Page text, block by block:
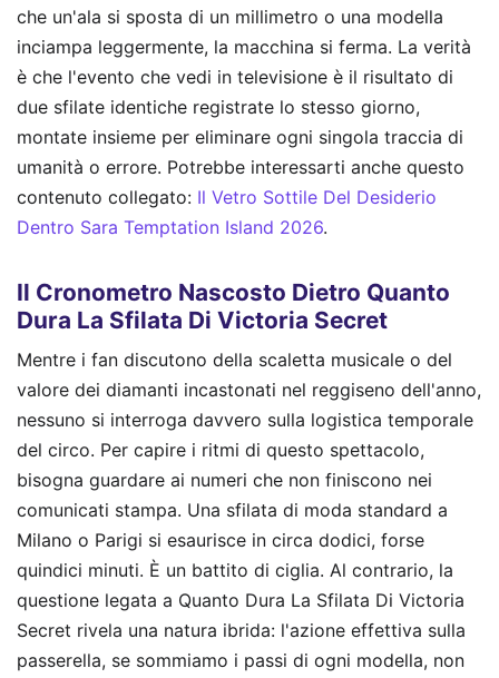
che un'ala si sposta di un millimetro o una modella
inciampa leggermente, la macchina si ferma. La verità
è che l'evento che vedi in televisione è il risultato di
due sfilate identiche registrate lo stesso giorno,
montate insieme per eliminare ogni singola traccia di
umanità o errore. Potrebbe interessarti anche questo
contenuto collegato: Il Vetro Sottile Del Desiderio
Dentro Sara Temptation Island 2026.
Il Cronometro Nascosto Dietro Quanto
Dura La Sfilata Di Victoria Secret
Mentre i fan discutono della scaletta musicale o del
valore dei diamanti incastonati nel reggiseno dell'anno,
nessuno si interroga davvero sulla logistica temporale
del circo. Per capire i ritmi di questo spettacolo,
bisogna guardare ai numeri che non finiscono nei
comunicati stampa. Una sfilata di moda standard a
Milano o Parigi si esaurisce in circa dodici, forse
quindici minuti. È un battito di ciglia. Al contrario, la
questione legata a Quanto Dura La Sfilata Di Victoria
Secret rivela una natura ibrida: l'azione effettiva sulla
passerella, se sommiamo i passi di ogni modella, non